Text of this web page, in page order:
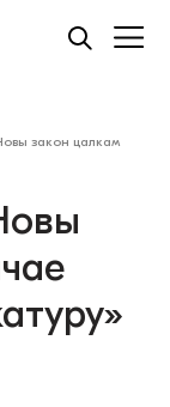
закон цалкам